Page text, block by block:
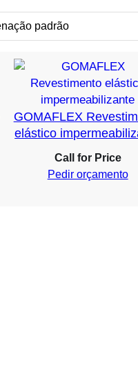
GOMAFLEX
elástico
Call for Price
Pedir orçamento